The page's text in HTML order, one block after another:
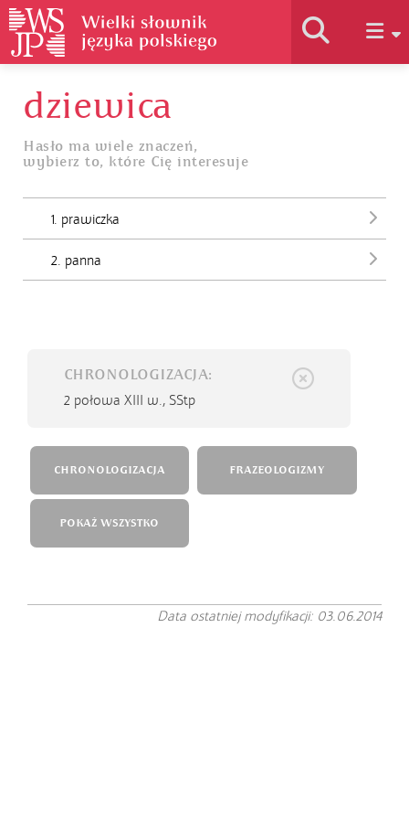
Historia słownika
Jak korzystać
dziewica
Hasło ma wiele znaczeń,
wybierz to, które Cię interesuje
1. prawiczka
2. panna
CHRONOLOGIZACJA:
2 połowa XIII w., SStp
CHRONOLOGIZACJA FRAZEOLOGIZMY
POKAŻ WSZYSTKO
Data ostatniej modyfikacji: 03.06.2014